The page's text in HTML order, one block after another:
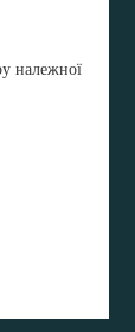
належної